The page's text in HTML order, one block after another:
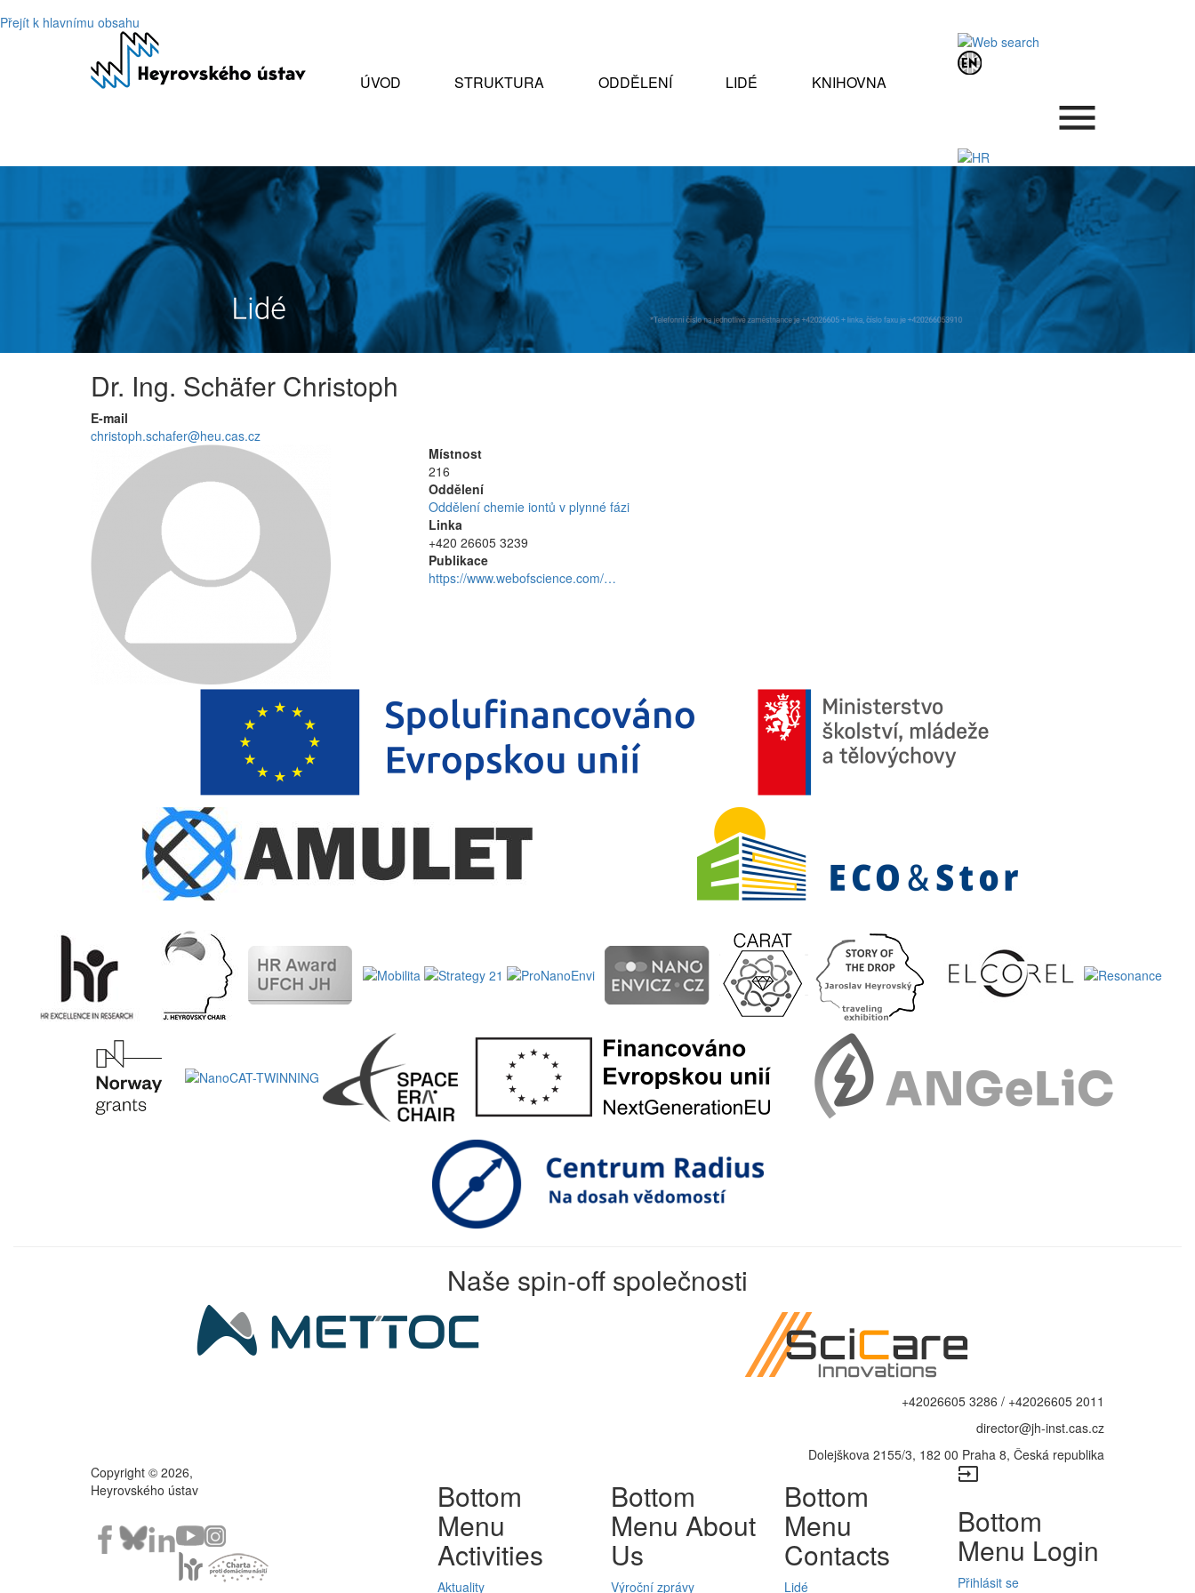
Přejít k hlavnímu obsahu
ÚVOD STRUKTURA ODDĚLENÍ LIDÉ KNIHOVNA
.
Dr. Ing. Schäfer Christoph
E-mail
christoph.schafer@heu.cas.cz
Místnost
216
Oddělení
Oddělení chemie iontů v plynné fázi
Linka
+420 26605 3239
Publikace
https://www.webofscience.com/…
Naše spin-off společnosti
+42026605 3286 / +42026605 2011
director@jh-inst.cas.cz
Dolejškova 2155/3, 182 00 Praha 8, Česká republika
Copyright © 2026,
Heyrovského ústav
Bottom
Menu
Activities
Aktuality
Bottom
Menu About
Us
Výroční zprávy
Bottom
Menu
Contacts
Lidé
input
Bottom
Menu Login
Přihlásit se